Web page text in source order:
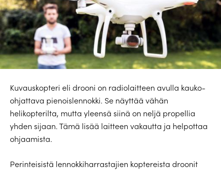
Kuvauskopteri eli drooni on radiolaitteen avulla kauko-
ohjattava pienoislennokki. Se näyttää vähän
helikopterilta, mutta yleensä siinä on neljä propellia
yhden sijaan. Tämä lisää laitteen vakautta ja helpottaa
ohjaamista.
Perinteisistä lennokkiharrastajien kop­tereista droonit